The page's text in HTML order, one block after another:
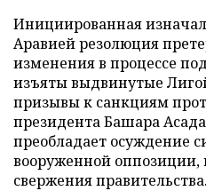
Инициированная
Аравией резолюция
изменения в процессе
изъяты выдвинутые
призывы к санкциям
президента Башара
преобладает осуждение
вооруженной оппозиции,
свержения правительства.